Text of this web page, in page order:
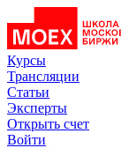
Курсы
Трансляции
Статьи
Эксперты
Открыть счет
Войти